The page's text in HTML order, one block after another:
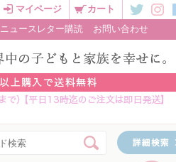
マイページ
カート
ニュースレター購読 お問い合わせ